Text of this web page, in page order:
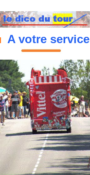
A votre service